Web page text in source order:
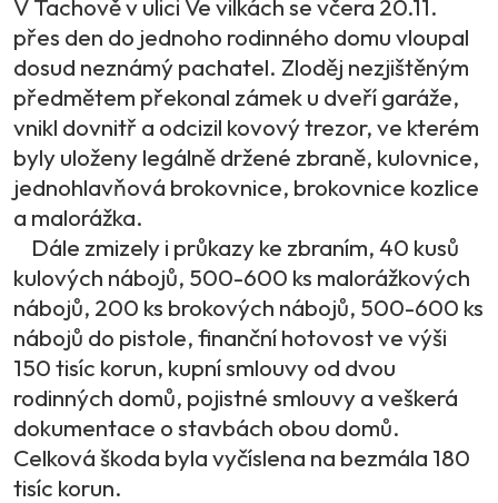
V Tachově v ulici Ve vilkách se včera 20.11.
přes den do jednoho rodinného domu vloupal
dosud neznámý pachatel. Zloděj nezjištěným
předmětem překonal zámek u dveří garáže,
vnikl dovnitř a odcizil kovový trezor, ve kterém
byly uloženy legálně držené zbraně, kulovnice,
jednohlavňová brokovnice, brokovnice kozlice
a malorážka.
Dále zmizely i průkazy ke zbraním, 40 kusů
kulových nábojů, 500-600 ks malorážkových
nábojů, 200 ks brokových nábojů, 500-600 ks
nábojů do pistole, finanční hotovost ve výši
150 tisíc korun, kupní smlouvy od dvou
rodinných domů, pojistné smlouvy a veškerá
dokumentace o stavbách obou domů.
Celková škoda byla vyčíslena na bezmála 180
tisíc korun.